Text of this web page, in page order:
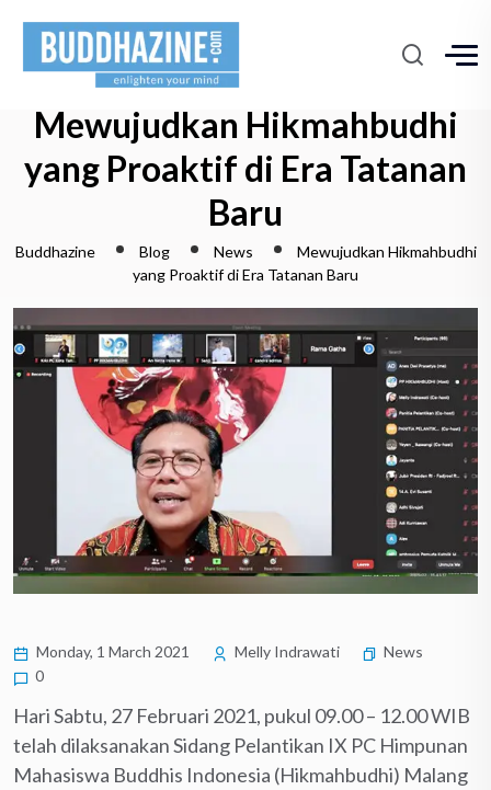
Mewujudkan Hikmahbudhi
yang Proaktif di Era Tatanan
Baru
Buddhazine Blog News
Mewujudkan Hikmahbudhi
yang Proaktif di Era Tatanan Baru
Monday, 1 March 2021 Melly Indrawati
News
0
Hari Sabtu, 27 Februari 2021, pukul 09.00 – 12.00 WIB
telah dilaksanakan Sidang Pelantikan IX PC Himpunan
Mahasiswa Buddhis Indonesia (Hikmahbudhi) Malang